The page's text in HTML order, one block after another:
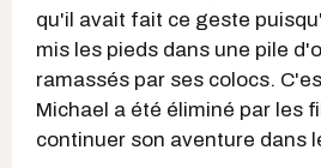
qu'il avait fait ce geste
mis les pieds dans une pile
ramassés par ses colocs.
Michael a été éliminé par les
continuer son aventure dans